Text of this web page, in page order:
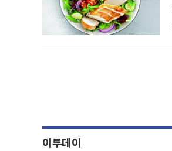
이투데이